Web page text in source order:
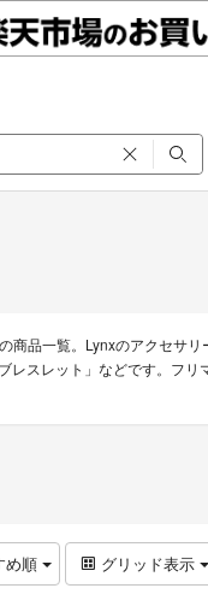
商品一覧。Lynxのアクセ
レット」などです。フリ
め順 グリッド表示